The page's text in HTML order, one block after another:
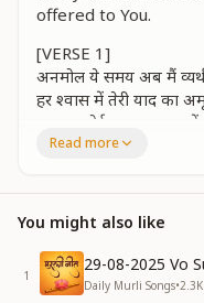
offered to You.
[VERSE 1]
अनमोल ये समय अब मैं
हर श्वास में तेरी याद का
फ़ालतू कोई बात अब कानों
बाबा, तेरी याद से जीवन
remembrance again.
No idle words shall
Baba, with Your
Read more
You might also like
1
29-08-2025 Vo
Daily Murli Songs•2.3K